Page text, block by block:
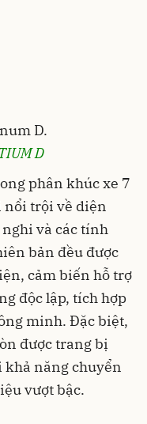
D
phân khúc xe 7
nổi trội về diện
và các tính
bản đều được
cảm biến hỗ trợ
độc lập, tích hợp
minh. Đặc biệt,
được trang bị
khả năng chuyển
vượt bậc.